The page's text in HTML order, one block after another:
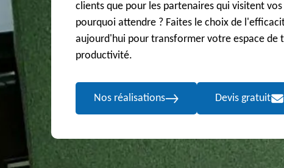
clients que pour les partenaires qui visitent
pourquoi attendre ? Faites le choix de
aujourd'hui pour transformer votre espace de
productivité.
Nos réalisations Devis gratuit